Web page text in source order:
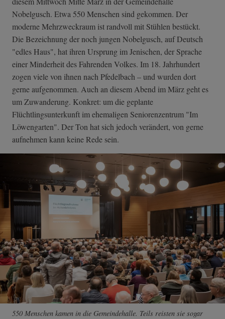
Nobelgusch. Etwa 550 Menschen sind gekommen. Der
moderne Mehrzweckraum ist randvoll mit Stühlen bestückt.
Die Bezeichnung der noch jungen Nobelgusch, auf Deutsch
"edles Haus", hat ihren Ursprung im Jenischen, der Sprache
einer Minderheit des Fahrenden Volkes. Im 18. Jahrhundert
zogen viele von ihnen nach Pfedelbach – und wurden dort
gerne aufgenommen. Auch an diesem Abend im März geht es
um Zuwanderung. Konkret: um die geplante
Flüchtlingsunterkunft im ehemaligen Seniorenzentrum "Im
Löwengarten". Der Ton hat sich jedoch verändert, von gerne
aufnehmen kann keine Rede sein.
550 Menschen kamen in die Gemeindehalle. Teils reisten sie sogar